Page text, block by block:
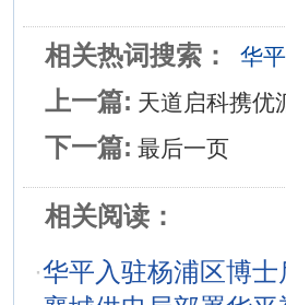
相关热词搜索： 华平
上一篇: 天道启科携优
下一篇: 最后一页
相关阅读：
·华平入驻杨浦区博